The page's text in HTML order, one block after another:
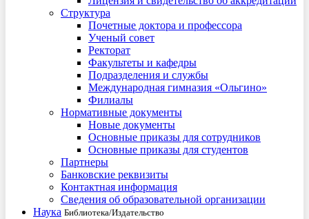
Структура
Почетные доктора и профессора
Ученый совет
Ректорат
Факультеты и кафедры
Подразделения и службы
Международная гимназия «Ольгино»
Филиалы
Нормативные документы
Новые документы
Основные приказы для сотрудников
Основные приказы для студентов
Партнеры
Банковские реквизиты
Контактная информация
Сведения об образовательной организации
Наука Библиотека/Издательство